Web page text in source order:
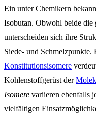
Ein unter Chemikern
Isobutan. Obwohl beide die
unterscheiden sich ihre
Siede- und Schmelzpunkte.
Konstitutionsisomere
Kohlenstoffgerüst der
Isomere variieren ebenfalls
vielfältigen